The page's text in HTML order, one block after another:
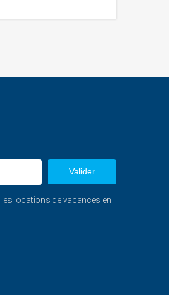
Valider
locations de vacances en